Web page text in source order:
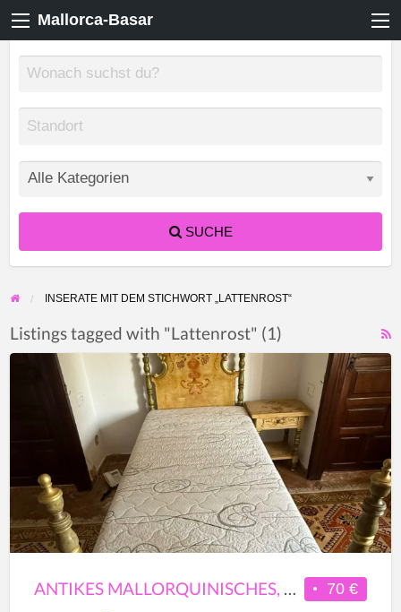
Mallorca-Basar
SUCHE
INSERATE MIT DEM STICHWORT „LATTENROST“
Listings tagged with "Lattenrost" (1)
Antikes
mallorquinisches,
massives
passendem
Tisch
70 €
ANTIKES MALLORQUINISCHES, MASSIVES BETT MIT PASSENDEM TISCH